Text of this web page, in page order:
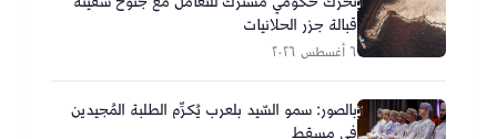
قبالة جزر الحلانيات
٦ أغسطس ٢٠٢٦
بالصور: سمو السّيد بلعرب يُكرِّم الطلبة المُجيدين